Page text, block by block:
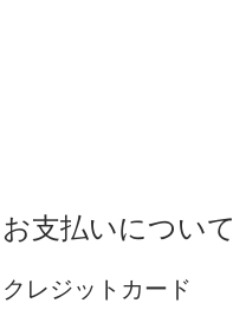
お支払いについて
クレジットカード